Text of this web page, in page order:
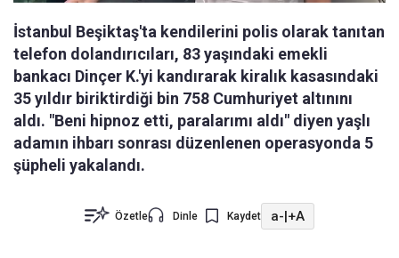
İstanbul Beşiktaş'ta kendilerini polis olarak tanıtan
telefon dolandırıcıları, 83 yaşındaki emekli
bankacı Dinçer K.'yi kandırarak kiralık kasasındaki
35 yıldır biriktirdiği bin 758 Cumhuriyet altınını
aldı. "Beni hipnoz etti, paralarımı aldı" diyen yaşlı
adamın ihbarı sonrası düzenlenen operasyonda 5
şüpheli yakalandı.
Özetle Dinle Kaydet a-|+A